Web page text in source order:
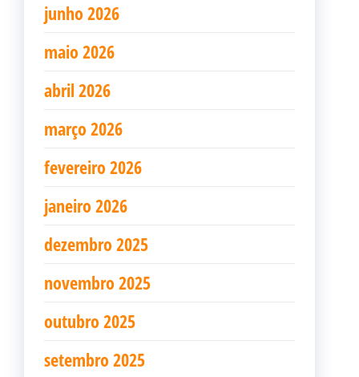
junho 2026
maio 2026
abril 2026
março 2026
fevereiro 2026
janeiro 2026
dezembro 2025
novembro 2025
outubro 2025
setembro 2025